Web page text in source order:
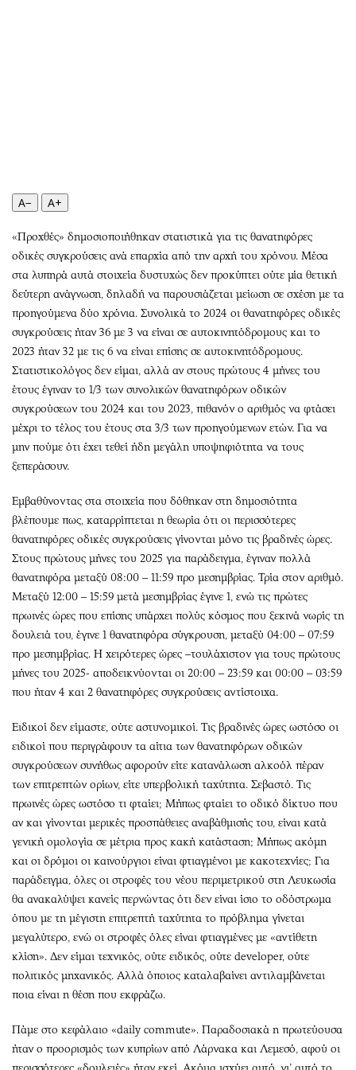
Επιχειρήσεις
Money Review
AstroBank Properties
Trends
Ενέργεια
Ναυτιλία
Ελλάδα
Κόσμος
Παράξενα
Πολιτισμός
Σινεμά
Θέατρο-Χορός
Μουσική
Εικαστικά
Βιβλίο
Χειρόγραφα
Πρόσωπα
Περιβάλλον
Good Life
Γυναίκα
Showbiz
Συνταγές
Έξοδος
Media
Εκπομπές
Podcasts
Uncut
Προσφορές
Προσωπικότητες στην ''Κ''
Επιστολές
A− A+
«Προχθές» δημοσιοποιήθηκαν στατιστικά για τις θανατηφόρες
οδικές συγκρούσεις ανά επαρχία από την αρχή του χρόνου. Μέσα
στα λυπηρά αυτά στοιχεία δυστυχώς δεν προκύπτει ούτε μία θετική
δεύτερη ανάγνωση, δηλαδή να παρουσιάζεται μείωση σε σχέση με τα
προηγούμενα δύο χρόνια. Συνολικά το 2024 οι θανατηφόρες οδικές
συγκρούσεις ήταν 36 με 3 να είναι σε αυτοκινητόδρομους και το
2023 ήταν 32 με τις 6 να είναι επίσης σε αυτοκινητόδρομους.
Στατιστικολόγος δεν είμαι, αλλά αν στους πρώτους 4 μήνες του
έτους έγιναν το 1/3 των συνολικών θανατηφόρων οδικών
συγκρούσεων του 2024 και του 2023, πιθανόν ο αριθμός να φτάσει
μέχρι το τέλος του έτους στα 3/3 των προηγούμενων ετών. Για να
μην πούμε ότι έχει τεθεί ήδη μεγάλη υποψηφιότητα να τους
ξεπεράσουν.
Εμβαθύνοντας στα στοιχεία που δόθηκαν στη δημοσιότητα
βλέπουμε πως, καταρρίπτεται η θεωρία ότι οι περισσότερες
θανατηφόρες οδικές συγκρούσεις γίνονται μόνο τις βραδινές ώρες.
Στους πρώτους μήνες του 2025 για παράδειγμα, έγιναν πολλά
θανατηφόρα μεταξύ 08:00 – 11:59 προ μεσημβρίας. Τρία στον αριθμό.
Μεταξύ 12:00 – 15:59 μετά μεσημβρίας έγινε 1, ενώ τις πρώτες
πρωινές ώρες που επίσης υπάρχει πολύς κόσμος που ξεκινά νωρίς τη
δουλειά του, έγινε 1 θανατηφόρα σύγκρουση, μεταξύ 04:00 – 07:59
προ μεσημβρίας. Η χειρότερες ώρες –τουλάχιστον για τους πρώτους
μήνες του 2025- αποδεικνύονται οι 20:00 – 23:59 και 00:00 – 03:59
που ήταν 4 και 2 θανατηφόρες συγκρούσεις αντίστοιχα.
Ειδικοί δεν είμαστε, ούτε αστυνομικοί. Τις βραδινές ώρες ωστόσο οι
ειδικοί που περιγράφουν τα αίτια των θανατηφόρων οδικών
συγκρούσεων συνήθως αφορούν είτε κατανάλωση αλκοόλ πέραν
των επιτρεπτών ορίων, είτε υπερβολική ταχύτητα. Σεβαστό. Τις
πρωινές ώρες ωστόσο τι φταίει; Μήπως φταίει το οδικό δίκτυο που
αν και γίνονται μερικές προσπάθειες αναβάθμισής του, είναι κατά
γενική ομολογία σε μέτρια προς κακή κατάσταση; Μήπως ακόμη
και οι δρόμοι οι καινούργιοι είναι φτιαγμένοι με κακοτεχνίες; Για
παράδειγμα, όλες οι στροφές του νέου περιμετρικού στη Λευκωσία
θα ανακαλύψει κανείς περνώντας ότι δεν είναι ίσιο το οδόστρωμα
όπου με τη μέγιστη επιτρεπτή ταχύτητα το πρόβλημα γίνεται
μεγαλύτερο, ενώ οι στροφές όλες είναι φτιαγμένες με «αντίθετη
κλίση». Δεν είμαι τεχνικός, ούτε ειδικός, ούτε developer, ούτε
πολιτικός μηχανικός. Αλλά όποιος καταλαβαίνει αντιλαμβάνεται
ποια είναι η θέση που εκφράζω.
Πάμε στο κεφάλαιο «daily commute». Παραδοσιακά η πρωτεύουσα
ήταν ο προορισμός των κυπρίων από Λάρνακα και Λεμεσό, αφού οι